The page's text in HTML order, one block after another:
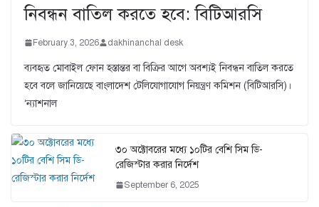
নিবন্ধন বাতিল করতে হবে: বিটিআরসি
February 3, 2026 dakhinanchal desk
ব্যবহৃত মোবাইল ফোন হস্তান্তর বা বিক্রির আগে অবশ্যই নিবন্ধন বাতিল করতে
হবে বলে জানিয়েছে বাংলাদেশ টেলিযোগাযোগ নিয়ন্ত্রণ কমিশন (বিটিআরসি)।
‘ন্যাশনাল
৩০ অক্টোবরের মধ্যে ১০টির বেশি সিম ডি-
রেজিস্টার করার নির্দেশ
September 6, 2025